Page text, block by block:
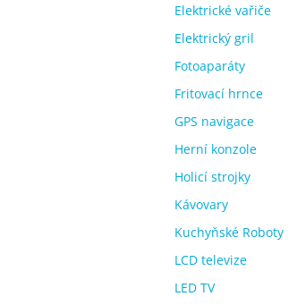
Elektrické vařiče
Elektrický gril
Fotoaparáty
Fritovací hrnce
GPS navigace
Herní konzole
Holicí strojky
Kávovary
Kuchyňské Roboty
LCD televize
LED TV